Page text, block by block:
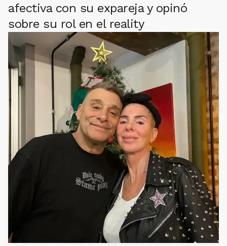
afectiva con su expareja y opinó
sobre su rol en el reality